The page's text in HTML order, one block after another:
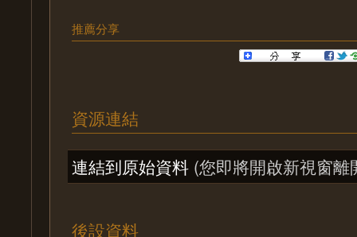
推薦分享
資源連結
連結到原始資料 (您即將開啟新視窗離
後設資料